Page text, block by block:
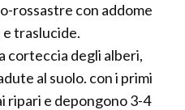
rossastre con addome
e traslucide.
corteccia degli alberi,
al suolo. con i primi
ripari e depongono 3-4